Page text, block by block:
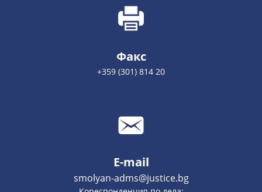
Факс
+359 (301) 814 20
E-mail
smolyan-adms@justice.bg